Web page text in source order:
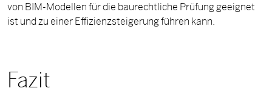
von BIM-Modellen für die baurechtliche Prüfung geeignet
ist und zu einer Effizienzsteigerung führen kann.
Fazit